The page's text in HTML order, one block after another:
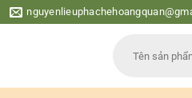
kiếm: